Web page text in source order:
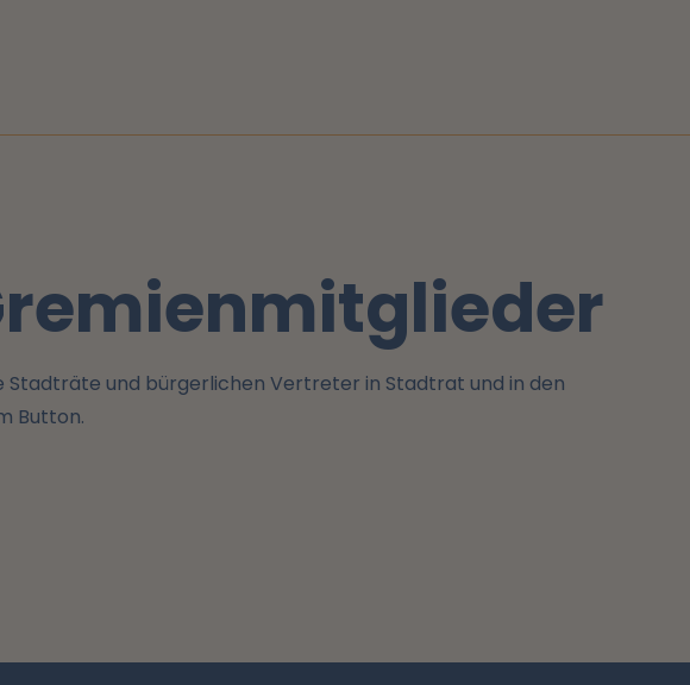
Stadträte und bürgerlichen Vertreter in Stadtrat und in den
Button.